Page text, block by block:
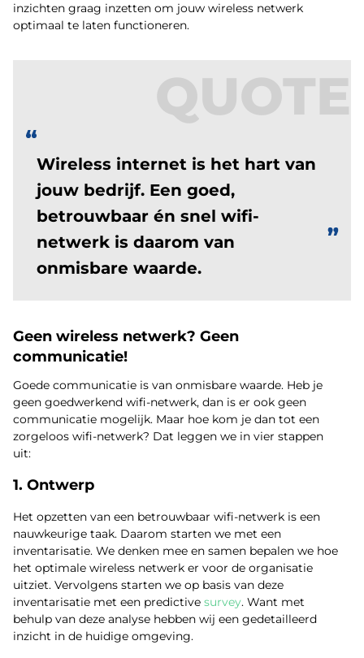
inzichten graag inzetten om jouw wireless netwerk
optimaal te laten functioneren.
QUOTE
Wireless internet is het hart van
jouw bedrijf. Een goed,
betrouwbaar én snel wifi-
netwerk is daarom van
onmisbare waarde.
Geen wireless netwerk? Geen
communicatie!
Goede communicatie is van onmisbare waarde. Heb je
geen goedwerkend wifi-netwerk, dan is er ook geen
communicatie mogelijk. Maar hoe kom je dan tot een
zorgeloos wifi-netwerk? Dat leggen we in vier stappen
uit:
1. Ontwerp
Het opzetten van een betrouwbaar wifi-netwerk is een
nauwkeurige taak. Daarom starten we met een
inventarisatie. We denken mee en samen bepalen we hoe
het optimale wireless netwerk er voor de organisatie
uitziet. Vervolgens starten we op basis van deze
inventarisatie met een predictive survey. Want met
behulp van deze analyse hebben wij een gedetailleerd
inzicht in de huidige omgeving.